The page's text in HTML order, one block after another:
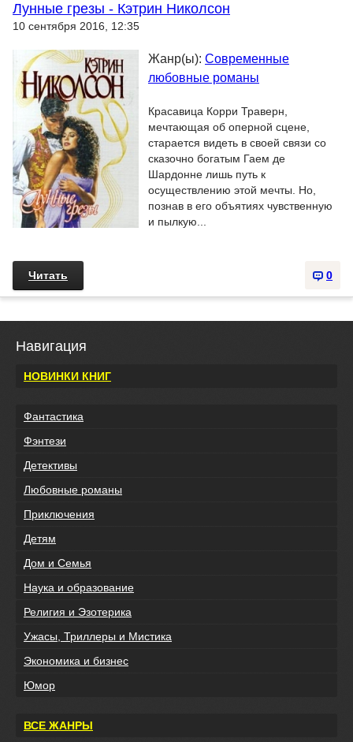
Лунные грезы - Кэтрин Николсон
10 сентября 2016, 12:35
Жанр(ы): Современные
любовные романы
Красавица Корри Траверн,
мечтающая об оперной сцене,
старается видеть в своей связи со
сказочно богатым Гаем де
Шардонне лишь путь к
осуществлению этой мечты. Но,
познав в его объятиях чувственную
и пылкую...
0
Читать
Навигация
НОВИНКИ КНИГ
Фантастика
Фэнтези
Детективы
Любовные романы
Приключения
Детям
Дом и Семья
Наука и образование
Религия и Эзотерика
Ужасы, Триллеры и Мистика
Экономика и бизнес
Юмор
ВСЕ ЖАНРЫ